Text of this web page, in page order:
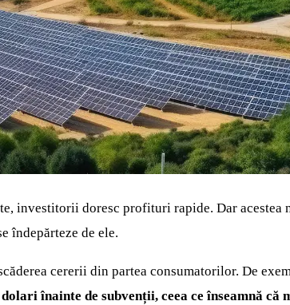
investitorii doresc profituri rapide. Dar
îndepărteze de ele.
cererii din partea consumatorilor. De
înainte de subvenții, ceea ce înseamnă